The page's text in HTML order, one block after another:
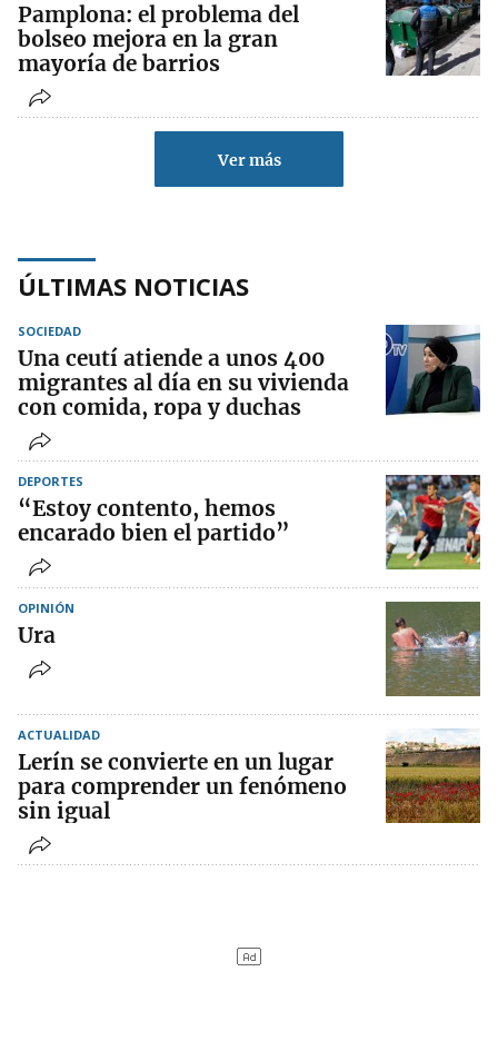
Pamplona: el problema del
bolseo mejora en la gran
mayoría de barrios
Ver más
ÚLTIMAS NOTICIAS
SOCIEDAD
Una ceutí atiende a unos 400
migrantes al día en su vivienda
con comida, ropa y duchas
DEPORTES
“Estoy contento, hemos
encarado bien el partido”
OPINIÓN
Ura
ACTUALIDAD
Lerín se convierte en un lugar
para comprender un fenómeno
sin igual